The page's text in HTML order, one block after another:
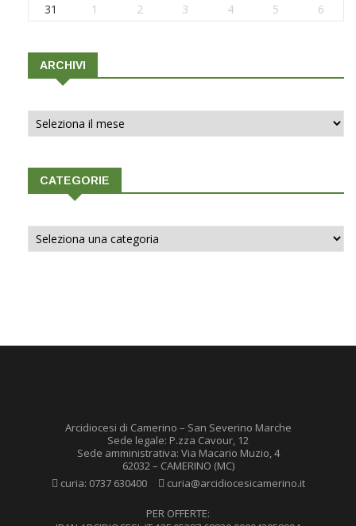
31
1 2 3 4 5 6
ARCHIVI
Archivi
CATEGORIE
Categorie
Arcidiocesi di Camerino – San Severino Marche
Sede legale: P.zza Cavour, 12
Sede amministrativa: Via Macario Muzio, 4
62032 – CAMERINO (MC)
curia: 0737 630400 curia@arcidiocesicamerino.it
PER OFFERTE: